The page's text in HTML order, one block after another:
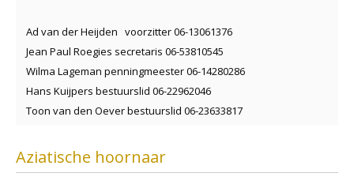
Ad van der Heijden voorzitter 06-13061376
Jean Paul Roegies secretaris 06-53810545
Wilma Lageman penningmeester 06-14280286
Hans Kuijpers bestuurslid 06-22962046
Toon van den Oever bestuurslid 06-23633817
Aziatische hoornaar